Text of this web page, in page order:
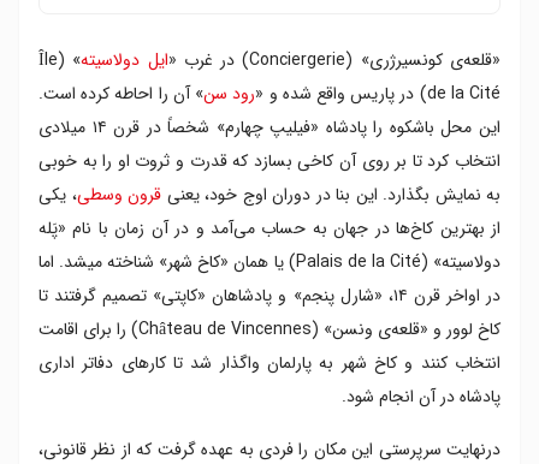
«قلعه‌ی کونسیرژری» (Conciergerie) در غرب «
ایل دولاسیته
» (Île
de la Cité) در پاریس واقع شده و «
رود سن» آن را احاطه کرده است.
این محل باشکوه را پادشاه «فیلیپ چهارم» شخصاً در قرن ۱۴ میلادی
انتخاب کرد تا بر روی آن کاخی بسازد که قدرت و ثروت او را به خوبی
به نمایش بگذارد. این بنا در دوران اوج خود، یعنی قرون وسطی، یکی
از بهترین کاخ‌ها در جهان به حساب می‌آمد و در آن زمان با نام «پَله
دولاسیته» (Palais de la Cité) یا همان «کاخ شهر» شناخته می‎شد. اما
در اواخر قرن ۱۴، «شارل پنجم» و پادشاهان «کاپتی» تصمیم گرفتند تا
کاخ لوور و «قلعه‌ی ونسن» (Château de Vincennes) را برای اقامت
انتخاب کنند و کاخ شهر به پارلمان واگذار شد تا کارهای دفاتر اداری
پادشاه در آن انجام شود.
درنهایت سرپرستی این مکان را فردی به عهده گرفت که از نظر قانونی،